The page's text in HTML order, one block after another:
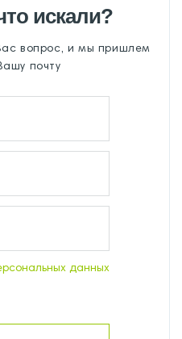
искали?
вопрос, и мы пришлем
почту
данных